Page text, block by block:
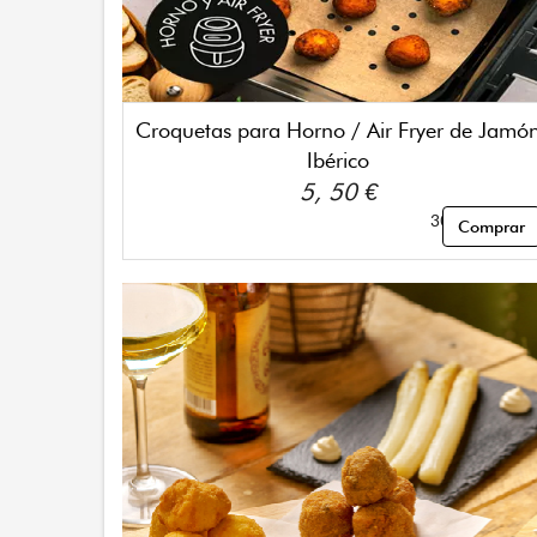
Croquetas para Horno / Air Fryer de
Ibérico
5, 50 €
300gr - 12
Comprar